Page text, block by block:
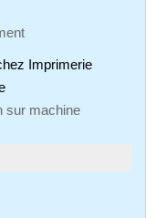
Imprimerie
sur machine